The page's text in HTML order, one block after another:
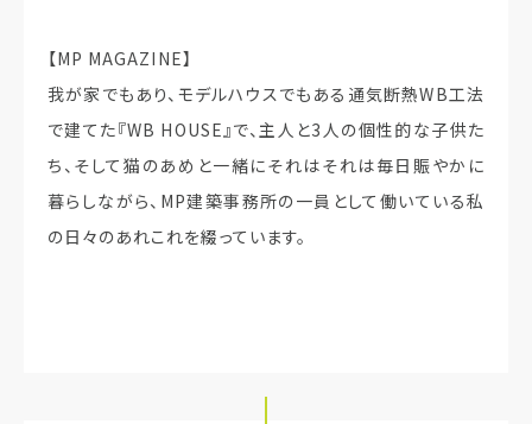
【MP MAGAZINE】
我が家でもあり、モデルハウスでもある通気断熱WB工法
で建てた『WB HOUSE』で、主人と3人の個性的な子供た
ち、そして猫のあめと一緒にそれはそれは毎日賑やかに
暮らしながら、MP建築事務所の一員として働いている私
の日々のあれこれを綴っています。